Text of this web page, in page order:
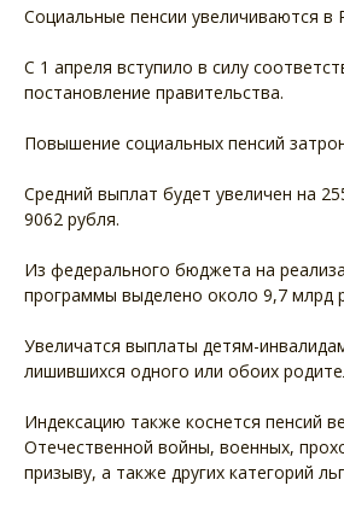
Социальные пенсии увеличиваются в
С 1 апреля вступило в силу
постановление правительства.
Повышение социальных пенсий
Средний выплат будет увеличен на
9062 рубля.
Из федерального бюджета на
программы выделено около 9,7 млрд
Увеличатся выплаты детям-
лишившихся одного или обоих
Индексацию также коснется пенсий
Отечественной войны, военных,
призыву, а также других категорий